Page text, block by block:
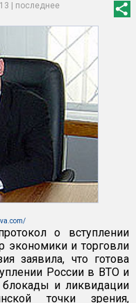
| последнее
о вступлении
экономики и торговли
заявила, что готова
России в ВТО и
блокады и ликвидации
точки зрения,